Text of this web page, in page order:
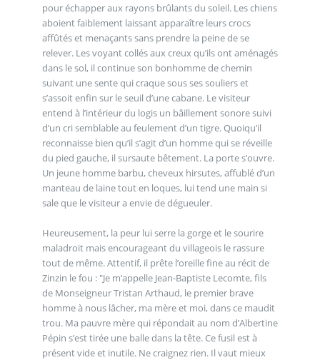
pour échapper aux rayons brûlants du soleil. Les chiens
aboient faiblement laissant apparaître leurs crocs
affûtés et menaçants sans prendre la peine de se
relever. Les voyant collés aux creux qu’ils ont aménagés
dans le sol, il continue son bonhomme de chemin
suivant une sente qui craque sous ses souliers et
s’assoit enfin sur le seuil d’une cabane. Le visiteur
entend à l’intérieur du logis un bâillement sonore suivi
d’un cri semblable au feulement d’un tigre. Quoiqu’il
reconnaisse bien qu’il s’agit d’un homme qui se réveille
du pied gauche, il sursaute bêtement. La porte s’ouvre.
Un jeune homme barbu, cheveux hirsutes, affublé d’un
manteau de laine tout en loques, lui tend une main si
sale que le visiteur a envie de dégueuler.
Heureusement, la peur lui serre la gorge et le sourire
maladroit mais encourageant du villageois le rassure
tout de même. Attentif, il prête l’oreille fine au récit de
Zinzin le fou : "Je m’appelle Jean-Baptiste Lecomte, fils
de Monseigneur Tristan Arthaud, le premier brave
homme à nous lâcher, ma mère et moi, dans ce maudit
trou. Ma pauvre mère qui répondait au nom d’Albertine
Pépin s’est tirée une balle dans la tête. Ce fusil est à
présent vide et inutile. Ne craignez rien. Il vaut mieux